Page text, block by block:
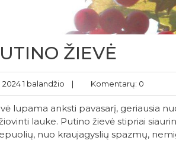
ŽIEVĖ
2024 1 balandžio | Komentarų: 0
lupama anksti pavasarį, geriausia
lauke. Putino žievė stipriai
nuo kraujagyslių spazmų,